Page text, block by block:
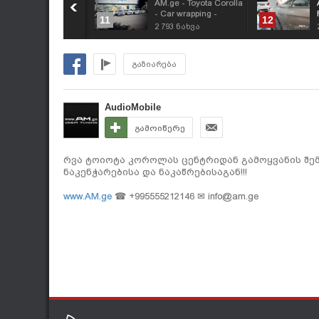
- Range Rover
11
AM.ge - Toyota Corolla
- Car wrapping -
ფირის გადაკვრა
2 793 ნახვა
12
გაზიარება
AudioMobile
გამოიწერე
რვა ტოიოტა კოროლას ცენტრიდან გამოყვანის
ნაკენჭარებისა და ნაკაწრებისაგან!!!
www.AM.ge ☎ +995555212146 ✉ info@am.ge